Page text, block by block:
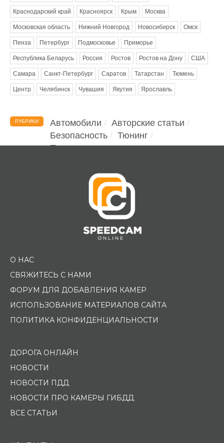
Краснодарский край Красноярск Крым Москва
Московская область Нижний Новгород Новосибирск Омск
Пенза Петербург Подмосковье Приморье
Республика Беларусь Россия Ростов Ростов на Дону США
Самара Санкт-Петербург Саратов Татарстан Тюмень
Центр Челябинск Чувашия Якутия Ярославль
РУБРИКИ Автомобили
Авторские статьи
Безопасность
Тюнинг
Помощь водителю
О НАС
СВЯЖИТЕСЬ С НАМИ
ФОРУМ ДЛЯ ДОБАВЛЕНИЯ КАМЕР
ИСПОЛЬЗОВАНИЕ МАТЕРИАЛОВ САЙТА
ПОЛИТИКА КОНФИДЕНЦИАЛЬНОСТИ
ДОРОГА ОНЛАЙН
НОВОСТИ
НОВОСТИ ПДД
НОВОСТИ ПРО КАМЕРЫ ГИБДД
ВСЕ СТАТЬИ